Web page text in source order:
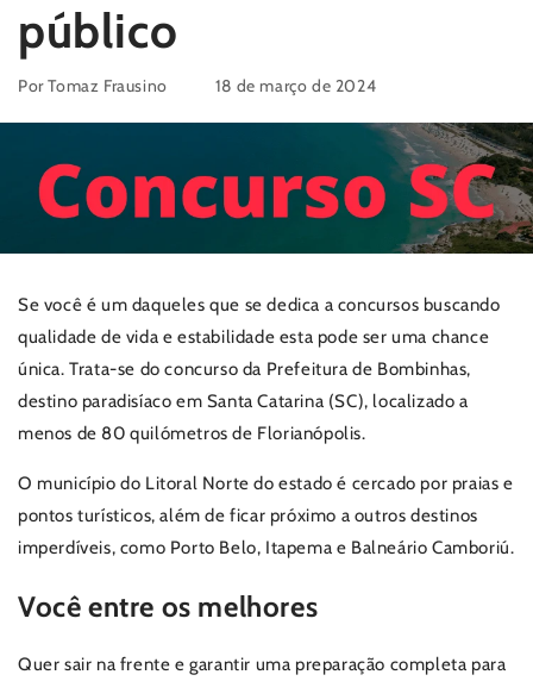
público
Por Tomaz Frausino 18 de março de 2024
Se você é um daqueles que se dedica a concursos buscando
qualidade de vida e estabilidade esta pode ser uma chance
única. Trata-se do concurso da Prefeitura de Bombinhas,
destino paradisíaco em Santa Catarina (SC), localizado a
menos de 80 quilómetros de Florianópolis.
O município do Litoral Norte do estado é cercado por praias e
pontos turísticos, além de ficar próximo a outros destinos
imperdíveis, como Porto Belo, Itapema e Balneário Camboriú.
Você entre os melhores
Quer sair na frente e garantir uma preparação completa para